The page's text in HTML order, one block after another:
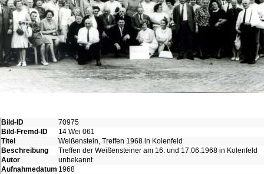
Bild-ID
70975
Bild-Fremd-ID
14 Wei 061
Titel
Weißenstein, Treffen 1968 in Kolenfeld
Beschreibung
Treffen der Weißensteiner am 16. und 17.06.1968 in Kolenfeld
Autor
unbekannt
Aufnahmedatum 1968